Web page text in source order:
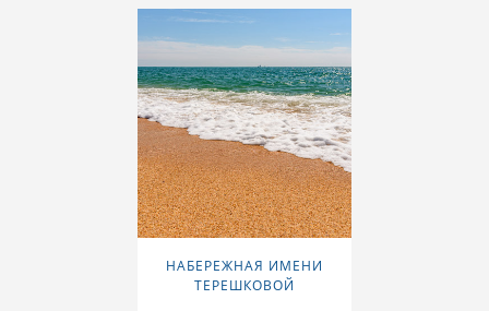
НАБЕРЕЖНАЯ ИМЕНИ
ТЕРЕШКОВОЙ